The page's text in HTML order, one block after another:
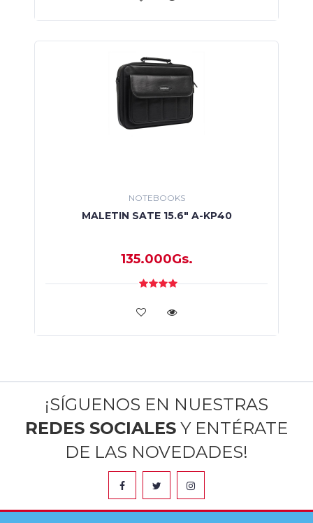
NOTEBOOKS
MALETIN SATE 15.6" A-KP40
135.000Gs.
¡SÍGUENOS EN NUESTRAS
REDES SOCIALES Y ENTÉRATE
DE LAS NOVEDADES!